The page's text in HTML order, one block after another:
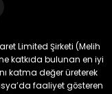
Limited Şirketi (Melih
katkıda bulunan en iyi
katma değer üreterek
faaliyet gösteren